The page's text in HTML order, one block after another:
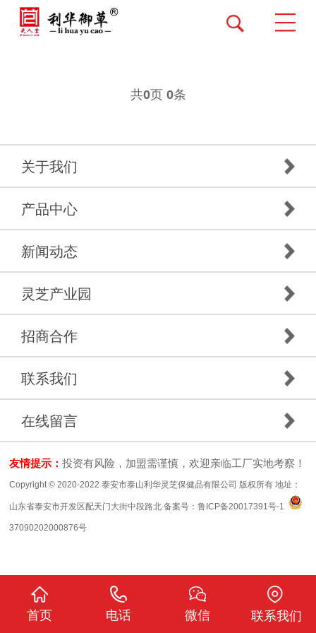
共0页 0条
关于我们
产品中心
新闻动态
灵芝产业园
招商合作
联系我们
在线留言
友情提示：投资有风险，加盟需谨慎，欢迎亲临工厂实地考察！
Copyright © 2020-2022 泰安市泰山利华灵芝保健品有限公司 版权所有 地址：
山东省泰安市开发区配天门大街中段路北 备案号：鲁ICP备20017391号-1
37090202000876号
首页 电话 微信 联系我们